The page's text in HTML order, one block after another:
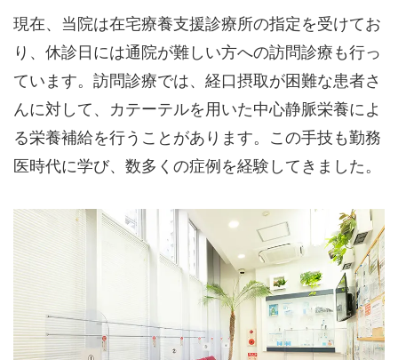
現在、当院は在宅療養支援診療所の指定を受けてお
り、休診日には通院が難しい方への訪問診療も行っ
ています。訪問診療では、経口摂取が困難な患者さ
んに対して、カテーテルを用いた中心静脈栄養によ
る栄養補給を行うことがあります。この手技も勤務
医時代に学び、数多くの症例を経験してきました。